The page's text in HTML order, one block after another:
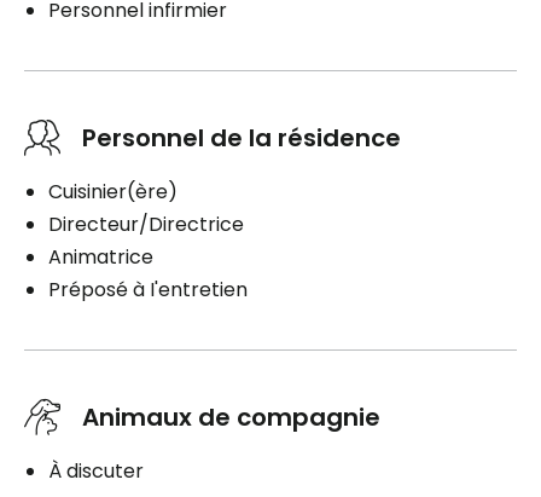
Personnel infirmier
Personnel de la résidence
Cuisinier(ère)
Directeur/Directrice
Animatrice
Préposé à I'entretien
Animaux de compagnie
À discuter